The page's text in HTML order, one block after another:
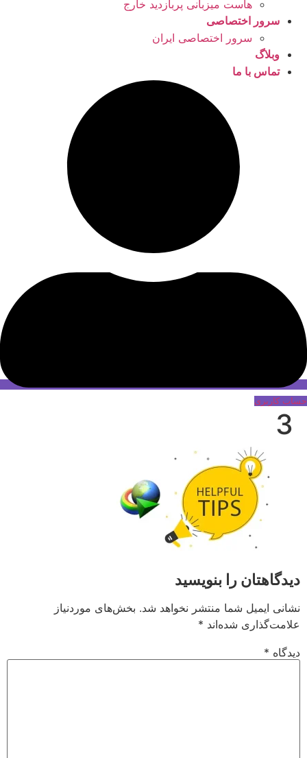
هاست میزبانی پربازدید خارج
سرور اختصاصی
سرور اختصاصی ایران
وبلاگ
تماس با ما
حساب کاربری
3
دیدگاهتان را بنویسید
نشانی ایمیل شما منتشر نخواهد شد. بخش‌های موردنیاز
علامت‌گذاری شده‌اند *
دیدگاه *